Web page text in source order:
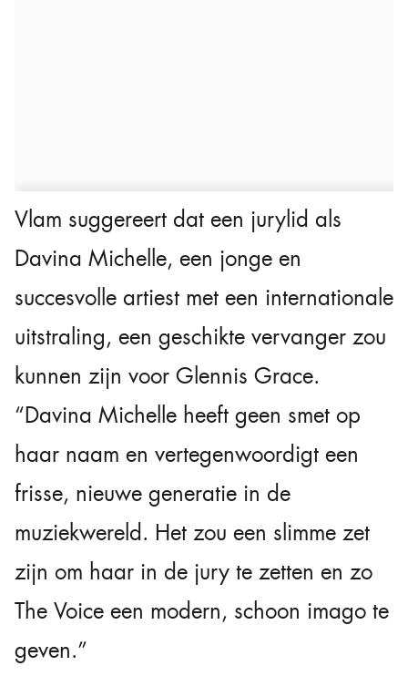
Vlam suggereert dat een jurylid als
Davina Michelle, een jonge en
succesvolle artiest met een internationale
uitstraling, een geschikte vervanger zou
kunnen zijn voor Glennis Grace.
“Davina Michelle heeft geen smet op
haar naam en vertegenwoordigt een
frisse, nieuwe generatie in de
muziekwereld. Het zou een slimme zet
zijn om haar in de jury te zetten en zo
The Voice een modern, schoon imago te
geven.”